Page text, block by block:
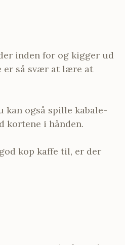
inden for og kigger ud
er så svær at lære at
kan også spille kabale-
kortene i hånden.
kop kaffe til, er der